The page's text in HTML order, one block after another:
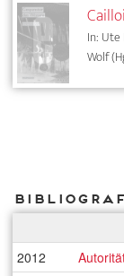
In: Ute
Wolf
2012